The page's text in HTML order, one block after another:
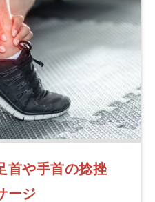
首や手首の捻挫
ージ